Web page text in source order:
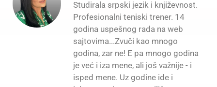
Studirala srpski jezik i književnost.
Profesionalni teniski trener. 14
godina uspešnog rada na web
sajtovima...Zvuči kao mnogo
godina, zar ne! E pa mnogo godina
je već i iza mene, ali još važnije - i
isped mene. Uz godine ide i